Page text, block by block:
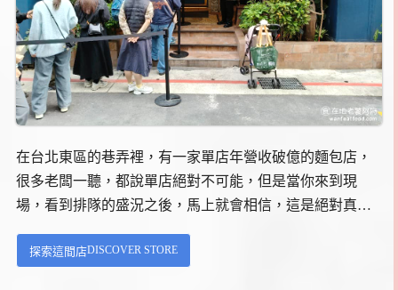
在台北東區的巷弄裡，有一家單店年營收破億的麵包店，
很多老闆一聽，都說單店絕對不可能，但是當你來到現
場，看到排隊的盛況之後，馬上就會相信，這是絕對真
非常誇張，假日來排隊，至少20分鐘起跳，很多人都說，
探索這間店DISCOVER STORE